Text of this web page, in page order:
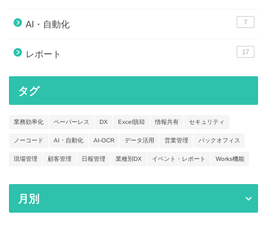
AI・自動化 7
レポート 17
タグ
業務効率化 ペーパーレス DX Excel脱却 情報共有 セキュリティ
ノーコード AI・自動化 AI-OCR データ活用 営業管理 バックオフィス
現場管理 顧客管理 日報管理 業種別DX イベント・レポート Works機能
月別